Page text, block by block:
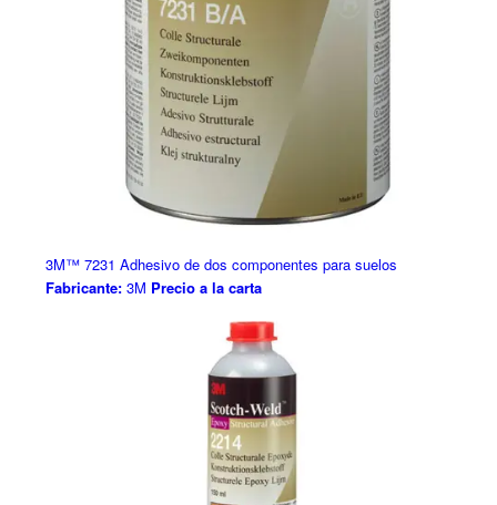
3M™ 7231 Adhesivo de dos componentes para suelos
Fabricante:3M Precio a la carta